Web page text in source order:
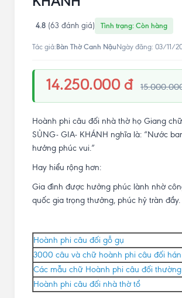
4.8 (63 đánh giá) Tình trạng: Còn hàng
Tác giả:Bàn Thờ Canh Nậu Ngày đăng: 03/11/
14.250.000 đ
Hoành phi câu đối nhà thờ họ Giang
SỦNG- GIA- KHÁNH nghĩa là: “Nước
hưởng phúc vui.”
Hay hiểu rộng hơn:
Gia đình được hưởng phúc lành nhờ
quốc gia trọng thưởng, phúc hỷ tràn đầy.
Hoành phi câu đối gỗ gụ
3000 câu và chữ hoành phi câu đối
Các mẫu chữ Hoành phi câu đối
Hoành phi câu đối nhà thờ tổ